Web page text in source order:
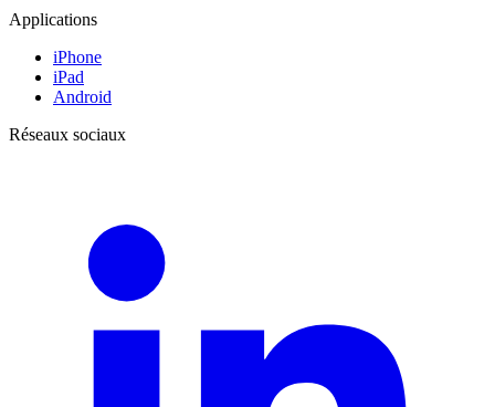
Applications
iPhone
iPad
Android
Réseaux sociaux